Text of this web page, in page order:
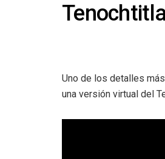
Uno de los detalles
una versión virtual del